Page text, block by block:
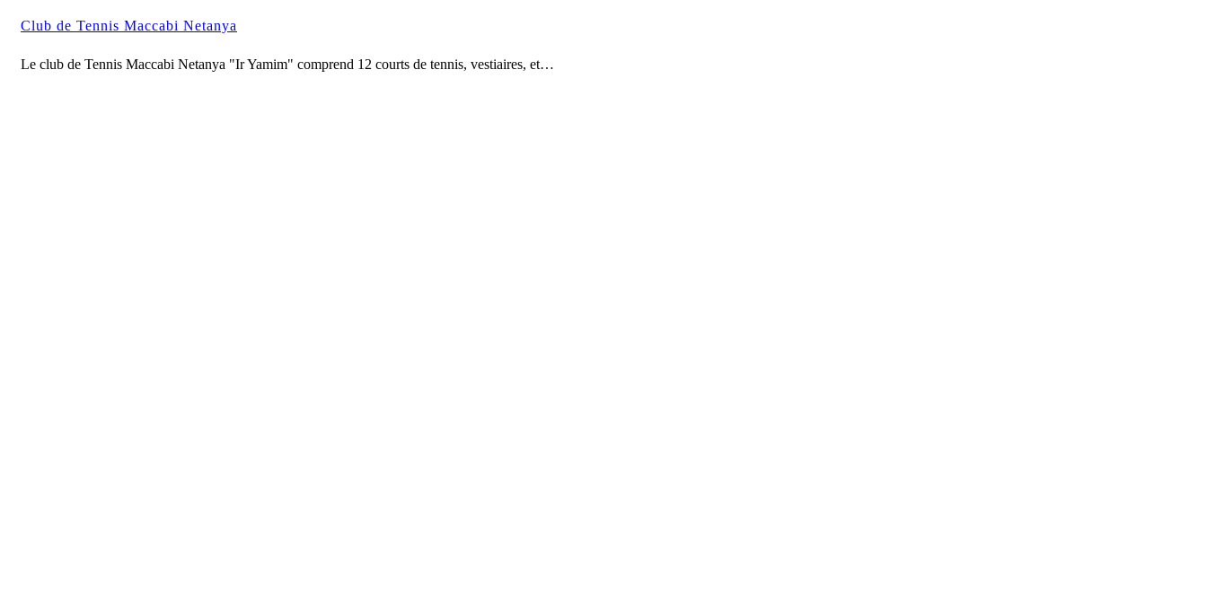
Club de Tennis Maccabi Netanya
Le club de Tennis Maccabi Netanya "Ir Yamim" comprend 12 courts de tennis, vestiaires, et…